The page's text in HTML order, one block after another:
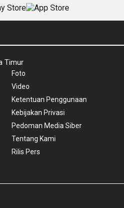
Timur
Foto
Video
Ketentuan Penggunaan
Kebijakan Privasi
Pedoman Media Siber
Tentang Kami
Rilis Pers